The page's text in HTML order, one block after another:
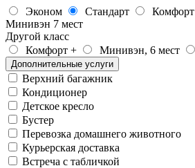
Эконом Стандарт Комфорт
Минивэн 7 мест
Другой класс
Комфорт +
Минивэн, 6 мест
Дополнительные услуги
Верхний багажник
Кондиционер
Детское кресло
Бустер
Перевозка домашнего животного
Курьерская доставка
Встреча с табличкой